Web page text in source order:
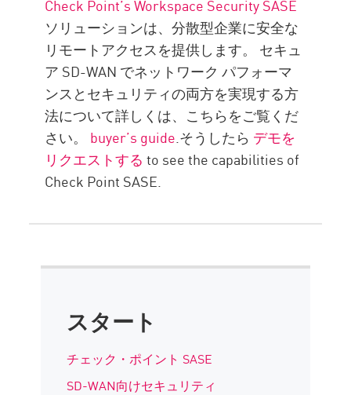
Check Point’s Workspace SecuritySASE
ソリューションは、分散型企業に安全な
リモートアクセスを提供します。 セキュ
ア SD-WAN でネットワーク パフォーマ
ンスとセキュリティの両方を実現する方
法について詳しくは、こちらをご覧くだ
さい。 buyer’s guide.そうしたら デモを
リクエストする to see the capabilities of
Check Point SASE.
スタート
チェック・ポイント SASE
SD-WAN向けセキュリティ